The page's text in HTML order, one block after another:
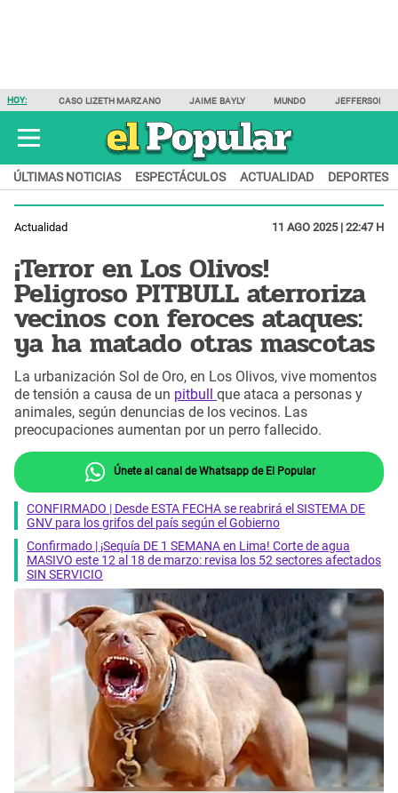
HOY: CASO LIZETH MARZANO JAIME BAYLY MUNDO JEFFERSON
ÚLTIMAS NOTICIAS ESPECTÁCULOS ACTUALIDAD DEPORTES
Actualidad 11 AGO 2025 | 22:47 H
¡Terror en Los Olivos!
Peligroso PITBULL aterroriza
vecinos con feroces ataques:
ya ha matado otras mascotas
La urbanización Sol de Oro, en Los Olivos, vive momentos
de tensión a causa de un pitbull que ataca a personas y
animales, según denuncias de los vecinos. Las
preocupaciones aumentan por un perro fallecido.
Únete al canal de Whatsapp de El Popular
CONFIRMADO | Desde ESTA FECHA se reabrirá el SISTEMA DE
GNV para los grifos del país según el Gobierno
Confirmado | ¡Sequía DE 1 SEMANA en Lima! Corte de agua
MASIVO este 12 al 18 de marzo: revisa los 52 sectores afectados
SIN SERVICIO